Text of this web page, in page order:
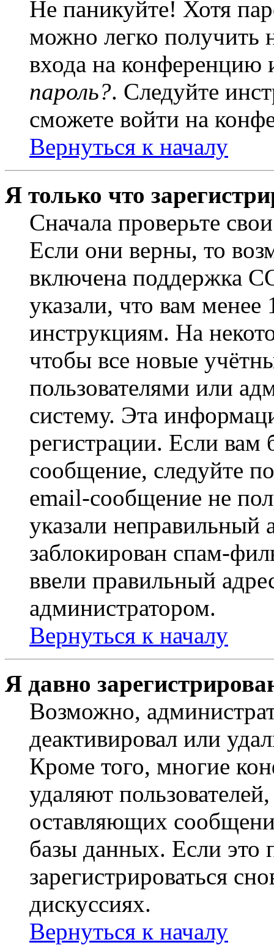
Не паникуйте! Хотя
можно легко получить
входа на
пароль?. Следуйте
сможете войти на
Вернуться к началу
Я только что
Сначала проверьте
Если они верны, то
включена поддержка
указали, что вам
инструкциям. На
чтобы все новые
пользователями или
систему. Эта
регистрации. Если
сообщение, следуйте
email-сообщение не
указали неправильный
заблокирован спам-
ввели правильный
администратором.
Вернуться к началу
Я давно
Возможно,
деактивировал или
Кроме того, многие
удаляют
оставляющих
базы данных. Если это
зарегистрироваться
дискуссиях.
Вернуться к началу